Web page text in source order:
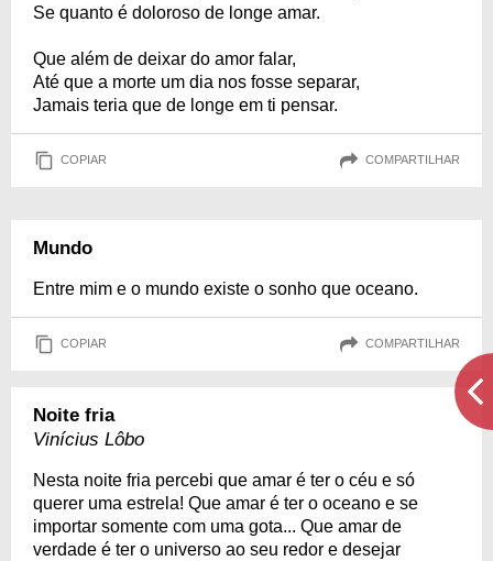
Se quanto é doloroso de longe amar.
Que além de deixar do amor falar,
Até que a morte um dia nos fosse separar,
Jamais teria que de longe em ti pensar.
COPIAR COMPARTILHAR
Mundo
Entre mim e o mundo existe o sonho que oceano.
COPIAR COMPARTILHAR
Noite fria
Vinícius Lôbo
Nesta noite fria percebi que amar é ter o céu e só
querer uma estrela! Que amar é ter o oceano e se
importar somente com uma gota... Que amar de
verdade é ter o universo ao seu redor e desejar